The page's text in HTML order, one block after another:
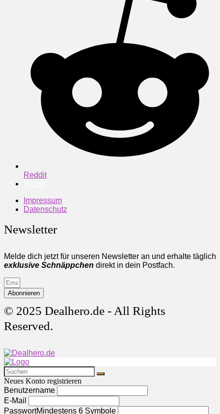
Reddit
Impressum
Datenschutz
Newsletter
Melde dich jetzt für unseren Newsletter an und erhalte täglich
exklusive Schnäppchen direkt in dein Postfach.
Abonnieren
© 2025 Dealhero.de - All Rights
Reserved.
Neues Konto registrieren
Benutzername
E-Mail
PasswortMindestens 6 Symbole